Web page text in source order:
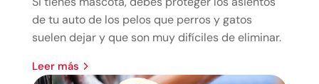
de tu auto de los pelos que perros y gatos
suelen dejar y que son muy difíciles de eliminar.
leer más